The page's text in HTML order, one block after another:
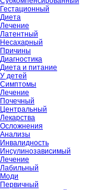
Гестационный
Диета
Лечение
Латентный
Несахарный
Причины
Диагностика
Диета и питание
У детей
Симптомы
Лечение
Почечный
Центральный
Лекарства
Осложнения
Анализы
Инвалидность
Инсулинозависимый
Лечение
Лабильный
Моди
Первичный